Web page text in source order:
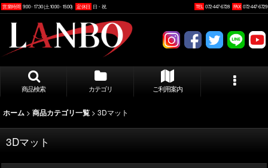
営業時間 9:00 - 17:30 (土10:00 - 15:00) 定休日 日・祝 TEL 072-447-6728 FAX 072-447-6729
商品検索 カテゴリ ご利用案内
ホーム > 商品カテゴリ一覧 > 3Dマット
3Dマット